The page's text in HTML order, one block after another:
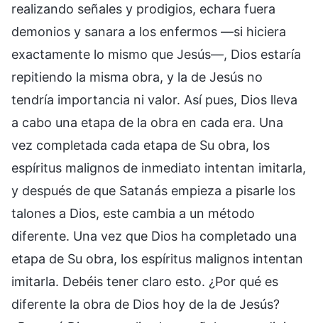
realizando señales y prodigios, echara fuera
demonios y sanara a los enfermos —si hiciera
exactamente lo mismo que Jesús—, Dios estaría
repitiendo la misma obra, y la de Jesús no
tendría importancia ni valor. Así pues, Dios lleva
a cabo una etapa de la obra en cada era. Una
vez completada cada etapa de Su obra, los
espíritus malignos de inmediato intentan imitarla,
y después de que Satanás empieza a pisarle los
talones a Dios, este cambia a un método
diferente. Una vez que Dios ha completado una
etapa de Su obra, los espíritus malignos intentan
imitarla. Debéis tener claro esto. ¿Por qué es
diferente la obra de Dios hoy de la de Jesús?